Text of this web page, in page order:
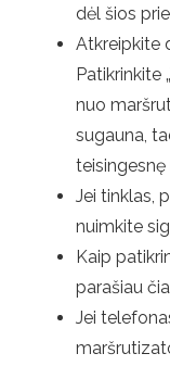
dėl šios
Atkreipkite
Patikrinkite
nuo
sugauna,
Jei tinklas,
nuimkite
Kaip
parašiau
Jei